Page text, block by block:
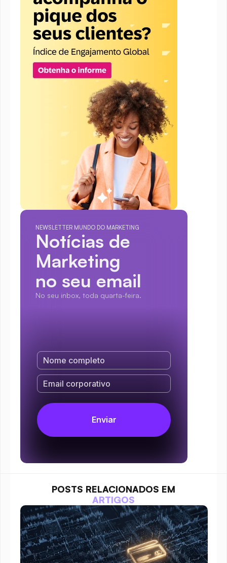
NEWSLETTER MUNDO DO MARKETING
Notícias de
Marketing
no seu email
No seu inbox, toda quarta-feira.
POSTS RELACIONADOS EM
ARTIGOS